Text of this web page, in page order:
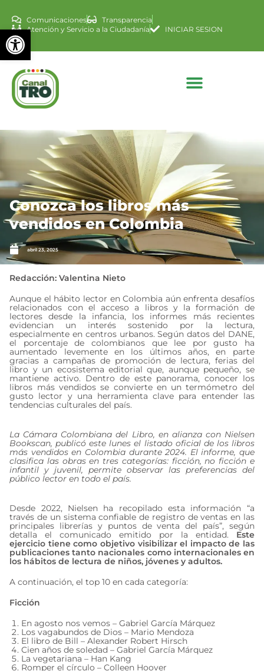
Abrir barra de
Comunicaciones
Transparencia
Atención y Servicio a la Ciudadanía
INICIAR SESION
Conozca los libros más
vendidos en Colombia
abril 23, 2025
Redacción: Valentina Nieto
Aunque el hábito lector en Colombia aún enfrenta desafíos
relacionados con el acceso a libros y la formación de
lectores desde la infancia, los informes más recientes
evidencian un interés sostenido por la lectura,
especialmente en centros urbanos. Según datos del DANE,
el porcentaje de colombianos que lee por gusto ha
aumentado levemente en los últimos años, en parte
gracias a campañas de promoción de lectura, ferias del
libro y un ecosistema editorial que, aunque pequeño, se
mantiene activo. Dentro de este panorama, conocer los
libros más vendidos se convierte en un termómetro del
gusto lector y una herramienta clave para entender las
tendencias culturales del país.
La Cámara Colombiana del Libro, en alianza con Nielsen
Bookscan, publicó este lunes el listado oficial de los libros
más vendidos en Colombia durante 2024. El informe, que
clasifica las obras en tres categorías: ficción, no ficción e
infantil y juvenil, permite observar las preferencias del
público lector en todo el país.
Desde 2022, Nielsen ha recopilado esta información “a
través de un sistema confiable de registro de ventas en las
principales librerías y puntos de venta del país”, según
detalla el comunicado emitido por la entidad. Este
ejercicio tiene como objetivo visibilizar el impacto de las
publicaciones tanto nacionales como internacionales en
los hábitos de lectura de niños, jóvenes y adultos.
A continuación, el top 10 en cada categoría:
Ficción
En agosto nos vemos – Gabriel García Márquez
Los vagabundos de Dios – Mario Mendoza
El libro de Bill – Alexander Robert Hirsch
Cien años de soledad – Gabriel García Márquez
La vegetariana – Han Kang
Romper el círculo – Colleen Hoover